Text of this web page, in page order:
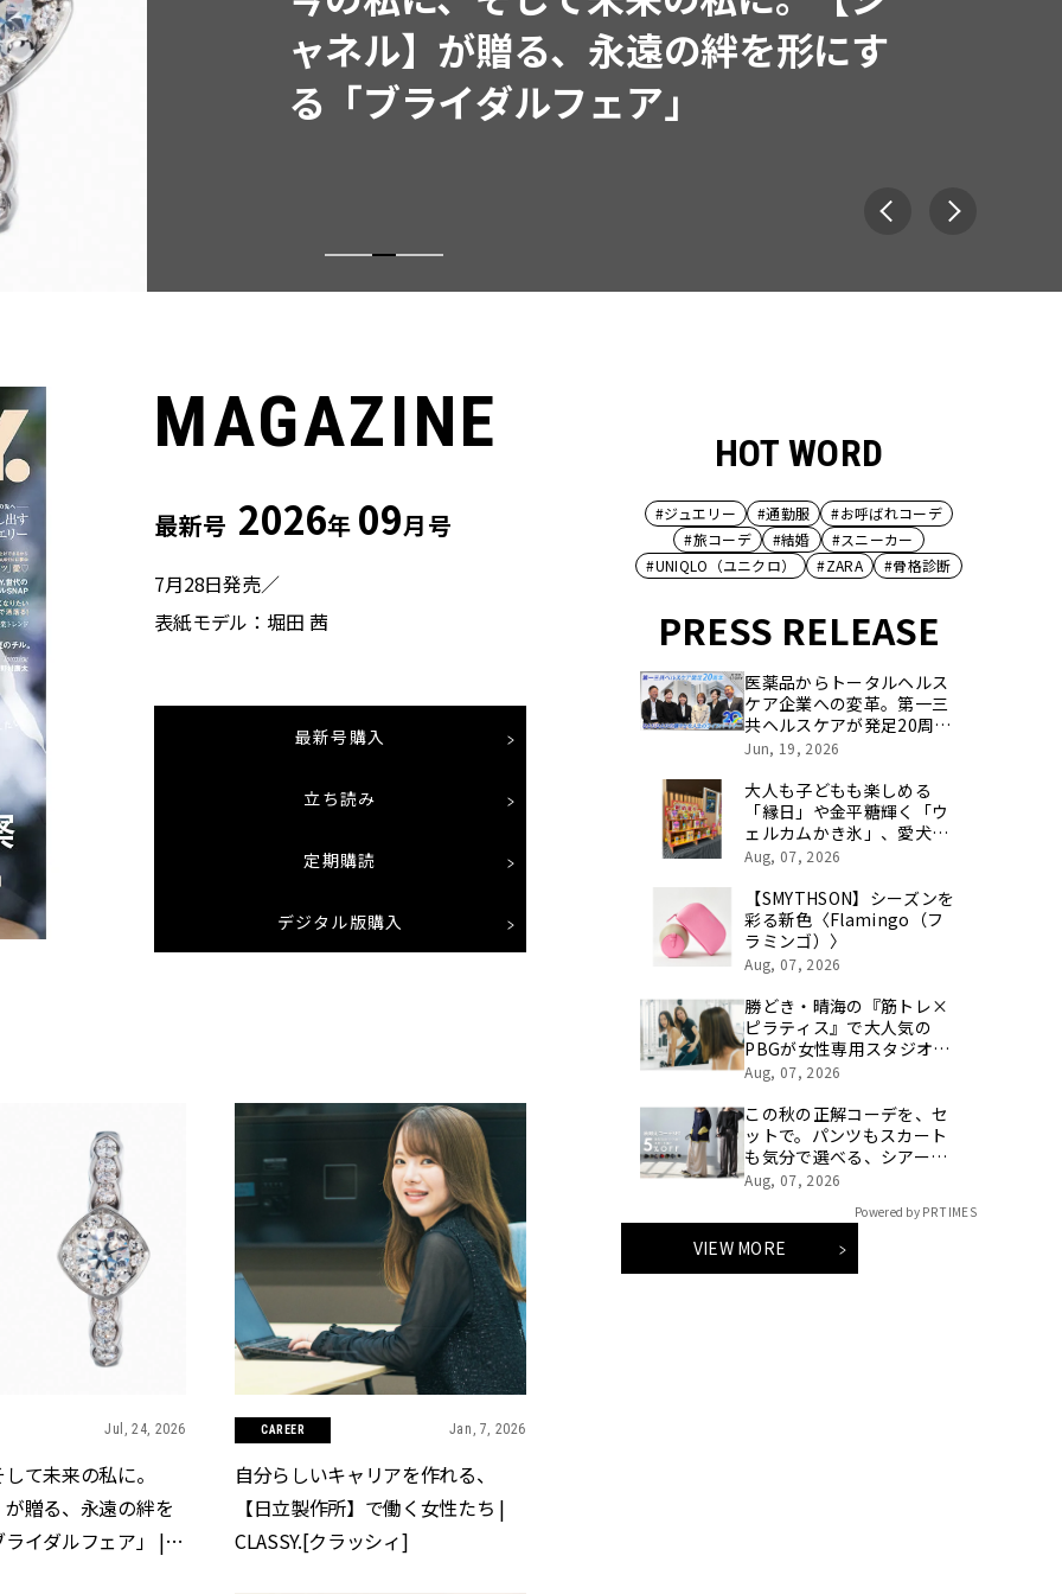
同制作! 週5で着たくなる「名品ブラ
ウス」２選
MAGAZINE
最新号 2026年 09月号
7月28日発売／
表紙モデル：堀田 茜
最新号購入
立ち読み
定期購読
デジタル版購入
Jul, 24, 2026
て未来の私に。
贈る、永遠の絆を
イダルフェア」 |
CAREER Jan, 7, 2026
自分らしいキャリアを作れる、
【日立製作所】で働く女性たち |
CLASSY.[クラッシィ]
HOT WORD
#ジュエリー #通勤服
#お呼ばれコーデ
#旅コーデ
#結婚
#スニーカー
#UNIQLO（ユニクロ）
#ZARA #骨格診断
PRESS RELEASE
医薬品からトータルヘルス
ケア企業への変革。第一三
共ヘルスケアが発足20周年
を記念し、製品開発・新カ
合時のエピソードを社員の
想いとともに振り返る特別
映像を公開！
Jun, 19, 2026
大人も子どもも楽しめる
「縁日」や金平糖輝く「ウ
ェルカムかき氷」、愛犬用
「プライベートプール」で
Aug, 07, 2026
【SMYTHSON】シーズンを
彩る新色〈Flamingo（フ
ラミンゴ）〉
Aug, 07, 2026
勝どき・晴海の『筋トレ×
ピラティス』で大人気の
PBGが女性専用スタジオ
（２号店）を開店。
Aug, 07, 2026
この秋の正解コーデを、セ
ットで。パンツもスカート
も気分で選べる、シアーニ
ット×サテンボトムの「秋
Aug, 07, 2026
Powered by PR TIMES
VIEW MORE